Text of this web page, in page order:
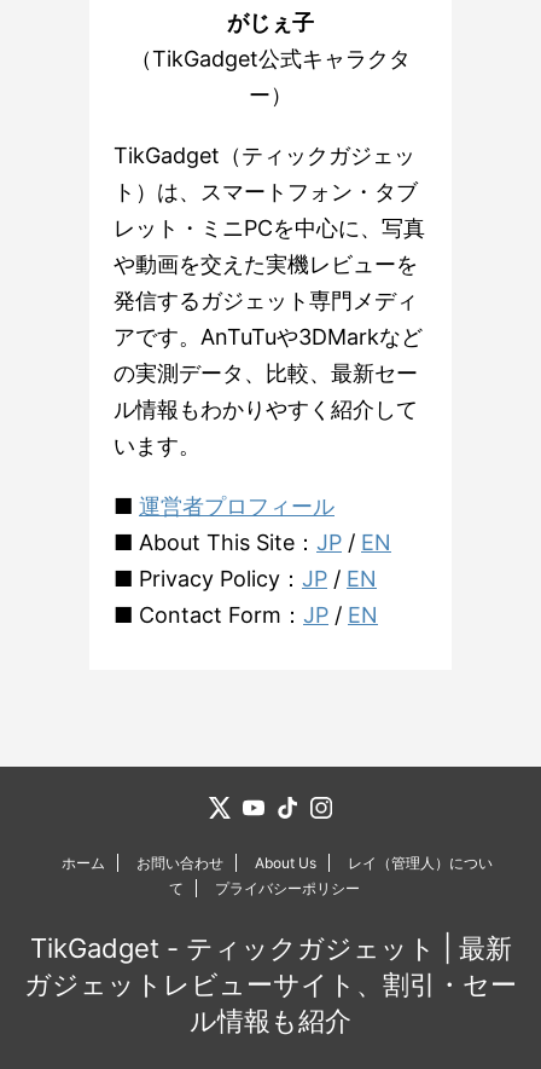
がじぇ子
（TikGadget公式キャラクタ
ー）
TikGadget（ティックガジェッ
ト）は、スマートフォン・タブ
レット・ミニPCを中心に、写真
や動画を交えた実機レビューを
発信するガジェット専門メディ
アです。AnTuTuや3DMarkなど
の実測データ、比較、最新セー
ル情報もわかりやすく紹介して
います。
■ 運営者プロフィール
■ About This Site： JP / EN
■ Privacy Policy： JP / EN
■ Contact Form： JP / EN
ホーム お問い合わせ About Us
レイ（管理人）につい
て
プライバシーポリシー
TikGadget - ティックガジェット | 最新
ガジェットレビューサイト、割引・セー
ル情報も紹介